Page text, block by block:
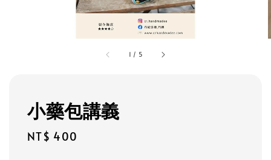
1 / 5
小藥包講義
Regular
NT$ 400